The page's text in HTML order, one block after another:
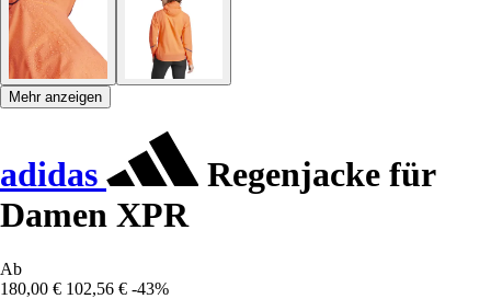
Mehr anzeigen
adidas
Regenjacke für
Damen XPR
Ab
180,00 € 102,56 € -43%